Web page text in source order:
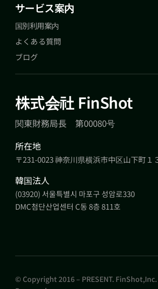
サービス案内
国別利用案内
よくある質問
ブログ
株式会社 FinShot
関東財務局長 第00080号
所在地
〒231-0023 神奈川県横浜市中区山下町１
韓国法人
(03920) 서울특별시 마포구 성암로330
DMC첨단산업센터 C동 8층 811호
© Copyright 2016 – PRESENT.